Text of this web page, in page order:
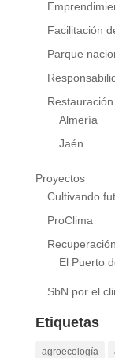
Facilitación
Parque
Almería
Jaén
Proyectos
Cultivando
ProClima
El Puerto
SbN por el
Etiquetas
agroecología